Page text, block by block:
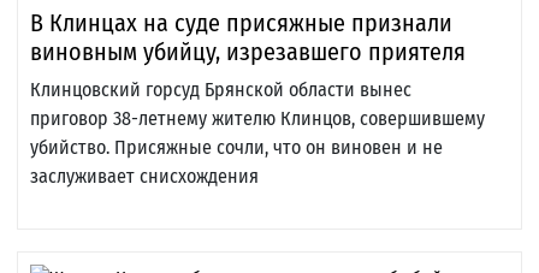
В Клинцах на суде присяжные признали
виновным убийцу, изрезавшего приятеля
Клинцовский горсуд Брянской области вынес
приговор 38-летнему жителю Клинцов, совершившему
убийство. Присяжные сочли, что он виновен и не
заслуживает снисхождения